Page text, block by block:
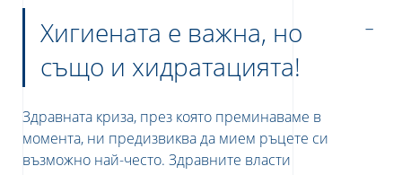
защита на вашите лични данни,
Хигиената е важна, но
също и хидратацията!
Здравната криза, през която преминаваме в
момента, ни предизвиква да мием ръцете си
възможно най-често. Здравните власти